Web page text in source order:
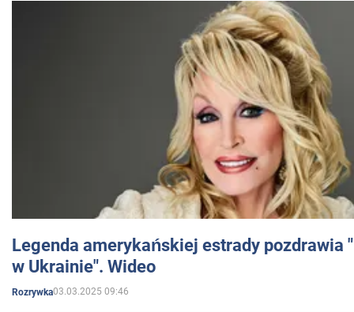
Legenda amerykańskiej estrady pozdrawia
w Ukrainie". Wideo
Rozrywka03.03.2025 09:46